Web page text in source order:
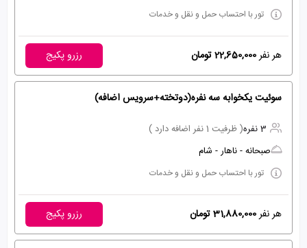
تور با احتساب حمل و نقل و خدمات
هر نفر22,650,000 تومان رزرو پکیج
سوئیت یکخوابه سه نفره(دوتخته+سرویس اضافه)
3 نفره
( ظرفیت 1 نفر اضافه دارد )
صبحانه - ناهار - شام
تور با احتساب حمل و نقل و خدمات
هر نفر31,880,000 تومان رزرو پکیج